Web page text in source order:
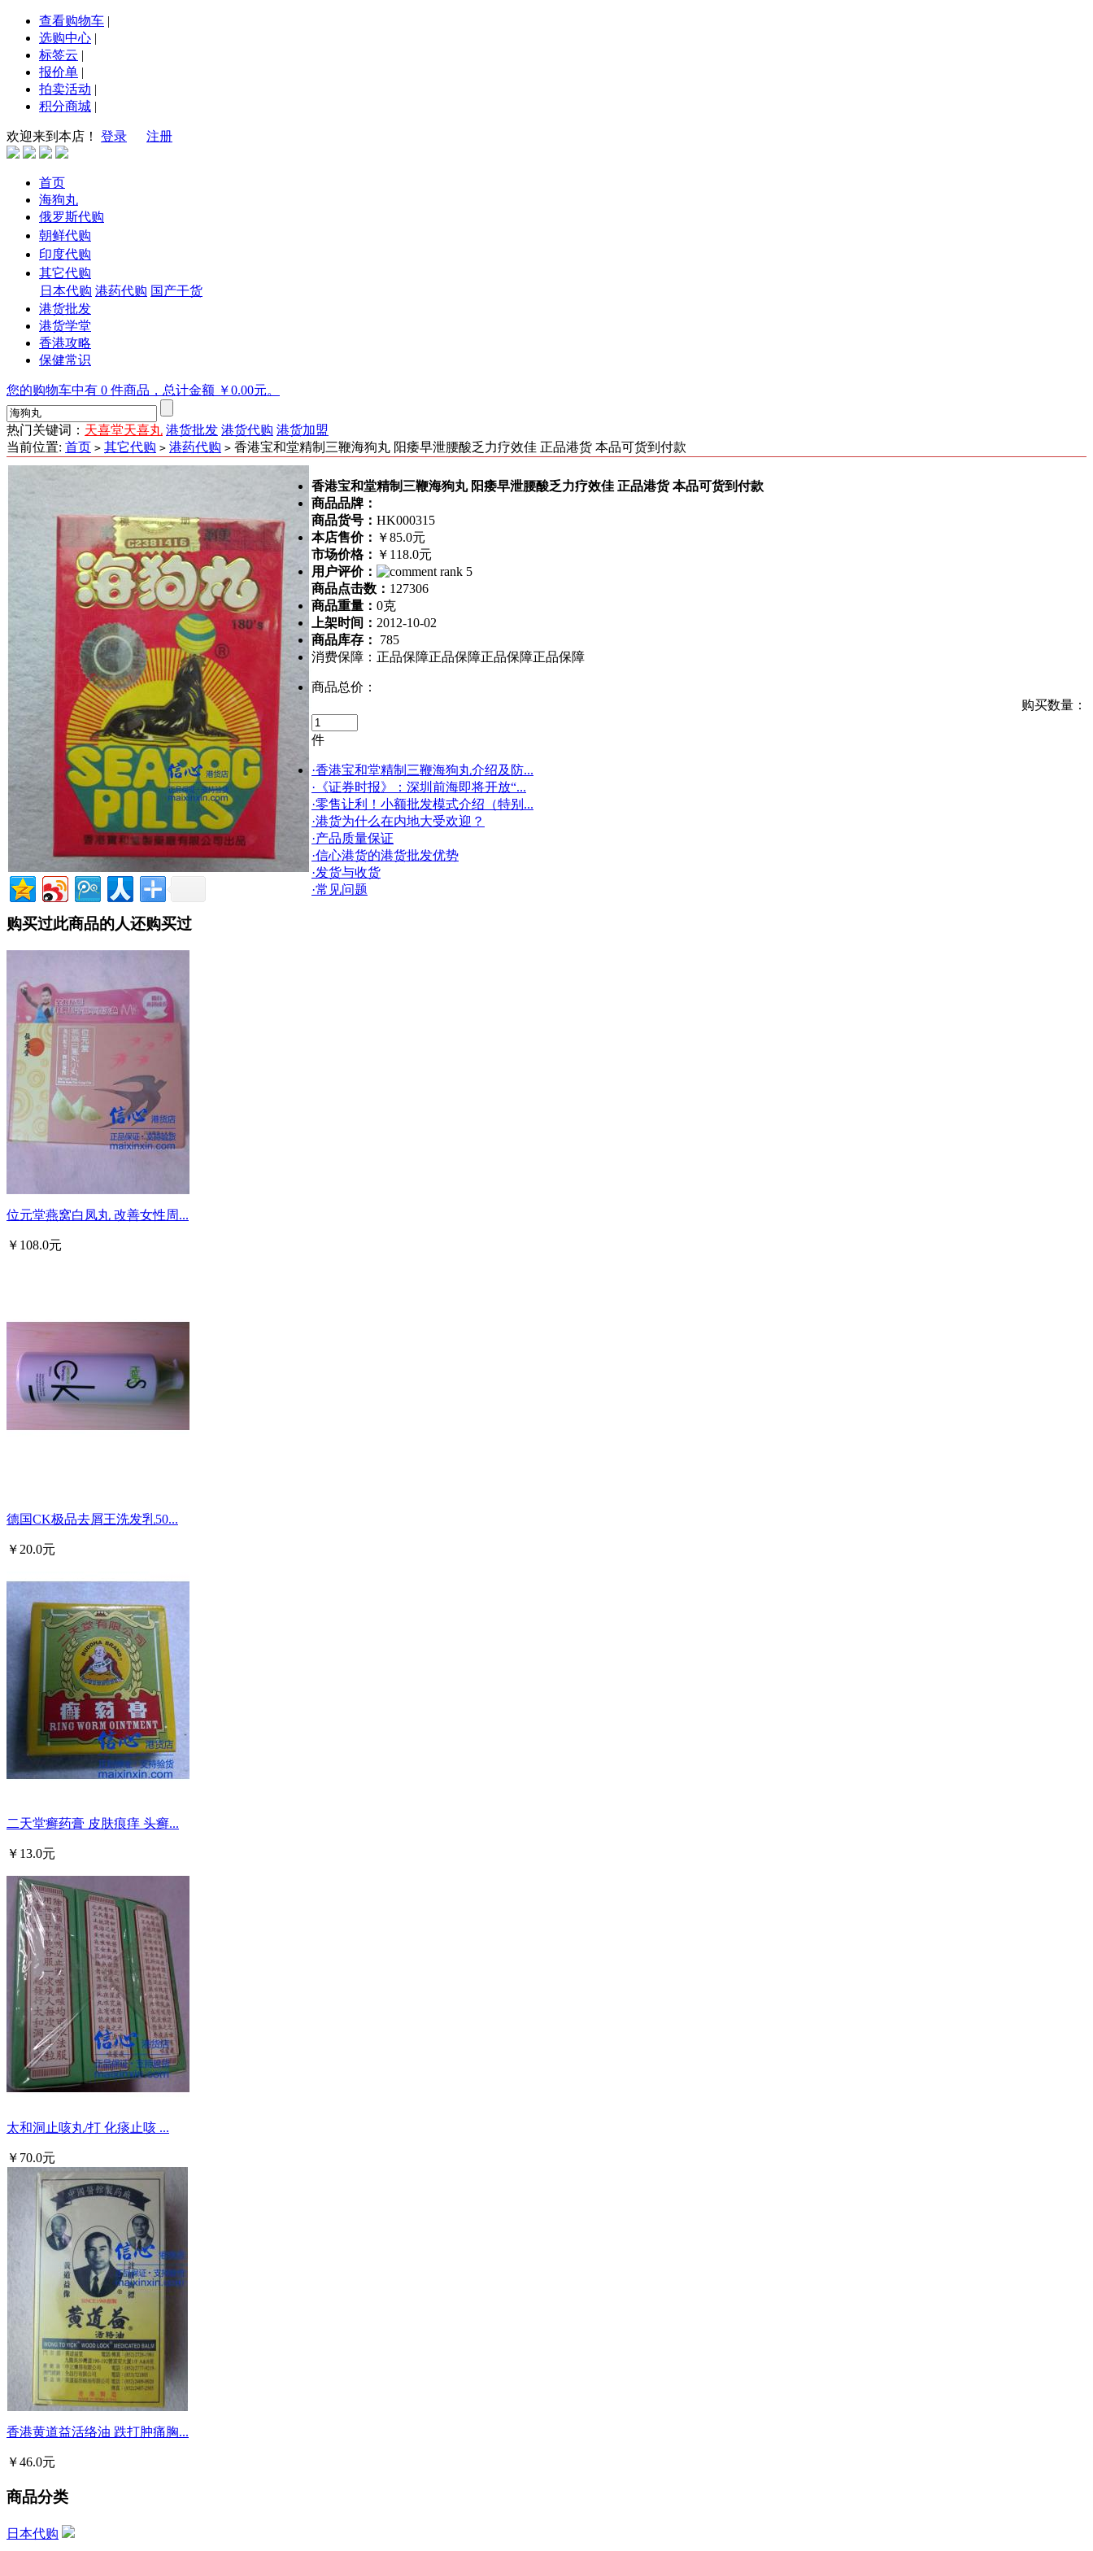
查看购物车 |
选购中心 |
标签云 |
报价单 |
拍卖活动 |
积分商城 |
欢迎来到本店！ 登录 注册
首页
海狗丸
俄罗斯代购
朝鲜代购
印度代购
其它代购
日本代购 港药代购 国产干货
港货批发
港货学堂
香港攻略
保健常识
您的购物车中有 0 件商品，总计金额 ￥0.00元。
热门关键词： 天喜堂天喜丸 港货批发 港货代购 港货加盟
当前位置: 首页 > 其它代购 > 港药代购 > 香港宝和堂精制三鞭海狗丸 阳痿早泄腰酸乏力疗效佳 正品港货 本品可货到付款
香港宝和堂精制三鞭海狗丸 阳痿早泄腰酸乏力疗效佳 正品港货 本品可货到付款
商品品牌：
商品货号： HK000315
本店售价： ￥85.0元
市场价格： ￥118.0元
用户评价：
商品点击数： 127306
商品重量： 0克
上架时间： 2012-10-02
商品库存：
785
消费保障： 正品保障正品保障正品保障正品保障
商品总价：
购买数量：
件
·香港宝和堂精制三鞭海狗丸介绍及防...
·《证券时报》：深圳前海即将开放“...
·零售让利！小额批发模式介绍（特别...
·港货为什么在内地大受欢迎？
·产品质量保证
·信心港货的港货批发优势
·发货与收货
·常见问题
购买过此商品的人还购买过
位元堂燕窝白凤丸 改善女性周...
￥108.0元
德国CK极品去屑王洗发乳50...
￥20.0元
二天堂癣药膏 皮肤痕痒 头癣...
￥13.0元
太和洞止咳丸/打 化痰止咳 ...
￥70.0元
香港黄道益活络油 跌打肿痛胸...
￥46.0元
商品分类
日本代购